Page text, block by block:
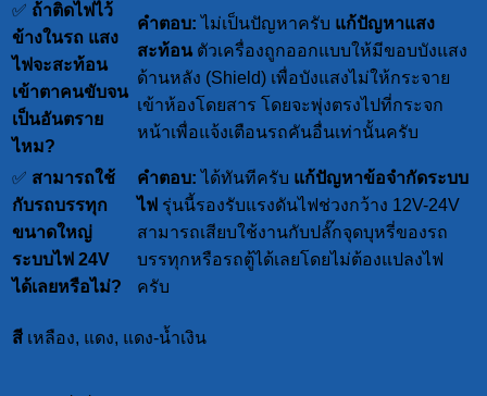
✅ ถ้าติดไฟไว้
ข้างในรถ แสง
ไฟจะสะท้อน
เข้าตาคนขับจน
เป็นอันตราย
ไหม?
คำตอบ: ไม่เป็นปัญหาครับ แก้ปัญหาแสง
สะท้อนตัวเครื่องถูกออกแบบให้มีขอบบังแสง
ด้านหลัง (Shield) เพื่อบังแสงไม่ให้กระจาย
เข้าห้องโดยสาร โดยจะพุ่งตรงไปที่กระจก
หน้าเพื่อแจ้งเตือนรถคันอื่นเท่านั้นครับ
✅ สามารถใช้
กับรถบรรทุก
ขนาดใหญ่
ระบบไฟ 24V
ได้เลยหรือไม่?
คำตอบ: ได้ทันทีครับ แก้ปัญหาข้อจำกัดระบบ
ไฟ รุ่นนี้รองรับแรงดันไฟช่วงกว้าง 12V-24V
สามารถเสียบใช้งานกับปลั๊กจุดบุหรี่ของรถ
บรรทุกหรือรถตู้ได้เลยโดยไม่ต้องแปลงไฟ
ครับ
สี เหลือง, แดง, แดง-น้ำเงิน